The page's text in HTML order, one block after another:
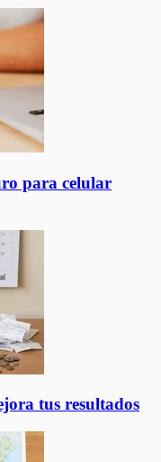
para celular
tus resultados